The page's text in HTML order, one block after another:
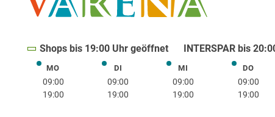
Shops bis 19:00 Uhr geöffnet INTERSPAR bis
MOMontag
09:00
19:00
DIDienstag
09:00
19:00
MIMittwoch
09:00
19:00
DO
09:00
19:00